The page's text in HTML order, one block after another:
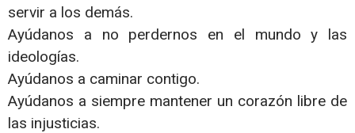
servir a los demás.
Ayúdanos a no perdernos en el mundo y las
ideologías.
Ayúdanos a caminar contigo.
Ayúdanos a siempre mantener un corazón libre de
las injusticias.